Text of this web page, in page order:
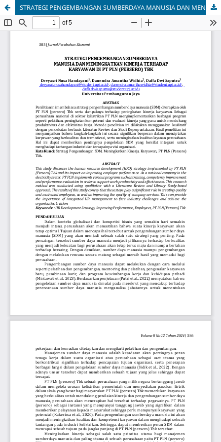
STRATEGI PENGEMBANGAN SUMBERDAYA MANUSIA DAN MENINGKATKAN KINERJA TERHADAP KARYAWAN DI PT PLN (PERSERO) TBK